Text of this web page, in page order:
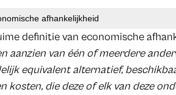
afhankelijkheid
definitie van economische
aanzien van één of meerdere
equivalent alternatief,
kosten, die deze of elk van deze